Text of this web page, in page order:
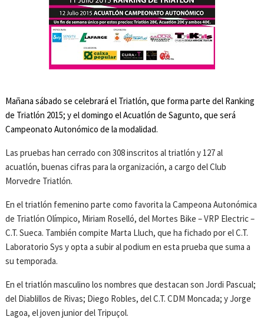
Mañana sábado se celebrará el Triatlón, que forma parte del Ranking
de Triatlón 2015; y el domingo el Acuatlón de Sagunto, que será
Campeonato Autonómico de la modalidad.
Las pruebas han cerrado con 308 inscritos al triatlón y 127 al
acuatlón, buenas cifras para la organización, a cargo del Club
Morvedre Triatlón.
En el triatlón femenino parte como favorita la Campeona Autonómica
de Triatlón Olímpico, Miriam Roselló, del Mortes Bike – VRP Electric –
C.T. Sueca. También compite Marta Lluch, que ha fichado por el C.T.
Laboratorio Sys y opta a subir al podium en esta prueba que suma a
su temporada.
En el triatlón masculino los nombres que destacan son Jordi Pascual;
del Diablillos de Rivas; Diego Robles, del C.T. CDM Moncada; y Jorge
Lagoa, el joven junior del Tripuçol.